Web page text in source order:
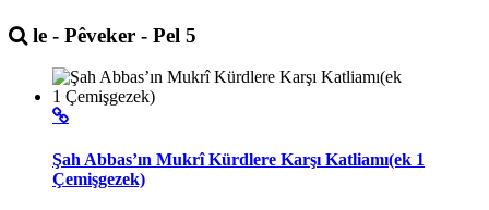
le - Pêveker - Pel 5
Şah Abbas’ın Mukrî Kürdlere Karşı Katliamı(ek 1
Çemişgezek)